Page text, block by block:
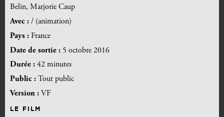
Belin, Marjorie Caup
Avec : / (animation)
Pays : France
Date de sortie : 5 octobre 2016
Durée : 42 minutes
Public : Tout public
Version : VF
LE FILM